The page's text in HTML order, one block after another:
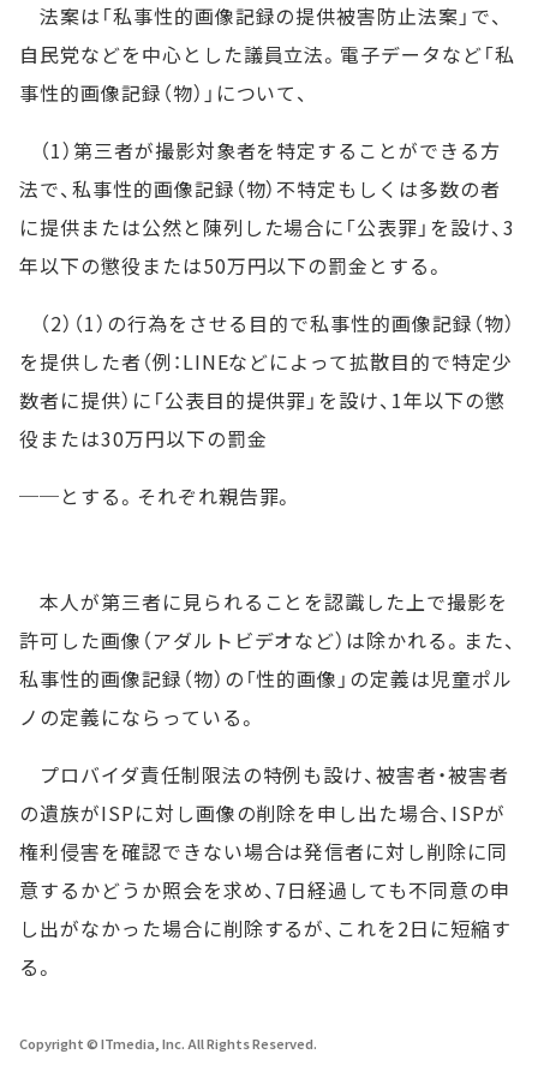
法案は「私事性的画像記録の提供被害防止法案」で、
自民党などを中心とした議員立法。電子データなど「私
事性的画像記録（物）」について、
（1）第三者が撮影対象者を特定することができる方
法で、私事性的画像記録（物）不特定もしくは多数の者
に提供または公然と陳列した場合に「公表罪」を設け、3
年以下の懲役または50万円以下の罰金とする。
（2）（1）の行為をさせる目的で私事性的画像記録（物）
を提供した者（例：LINEなどによって拡散目的で特定少
数者に提供）に「公表目的提供罪」を設け、1年以下の懲
役または30万円以下の罰金
──とする。それぞれ親告罪。
本人が第三者に見られることを認識した上で撮影を
許可した画像（アダルトビデオなど）は除かれる。また、
私事性的画像記録（物）の「性的画像」の定義は児童ポル
ノの定義にならっている。
プロバイダ責任制限法の特例も設け、被害者・被害者
の遺族がISPに対し画像の削除を申し出た場合、ISPが
権利侵害を確認できない場合は発信者に対し削除に同
意するかどうか照会を求め、7日経過しても不同意の申
し出がなかった場合に削除するが、これを2日に短縮す
る。
Copyright © ITmedia, Inc. All Rights Reserved.